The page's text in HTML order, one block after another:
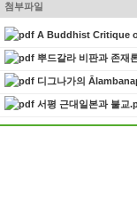
첨부파일
A Buddhist Critique
뿌드갈라 비판과 존재
디그나가의
서평 근대일본과 불교